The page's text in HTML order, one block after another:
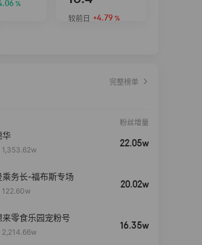
%
较前日 +4.79 %
完整榜单
粉丝增量
华
粉丝 1,353.62w
22.05w
乘务长-福布斯专场
粉丝 122.60w
20.02w
来零食乐园宠粉号
粉丝 2,214.66w
16.35w